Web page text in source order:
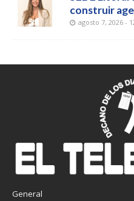
construir
agosto 7, 2026 -
General